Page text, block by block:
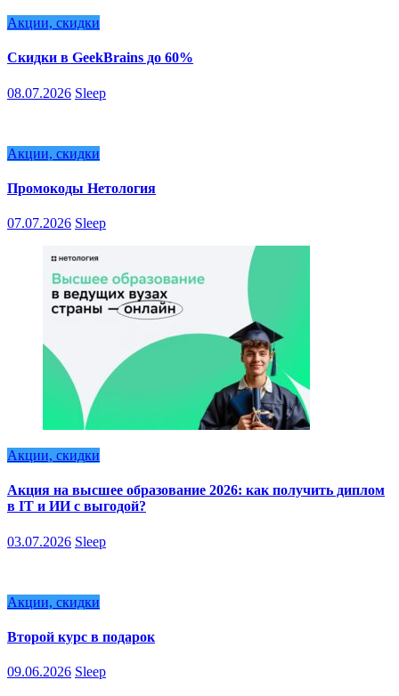
Акции, скидки
Скидки в GeekBrains до 60%
08.07.2026 Sleep
Акции, скидки
Промокоды Нетология
07.07.2026 Sleep
Акции, скидки
Акция на высшее образование 2026: как получить диплом
в IT и ИИ с выгодой?
03.07.2026 Sleep
Акции, скидки
Второй курс в подарок
09.06.2026 Sleep